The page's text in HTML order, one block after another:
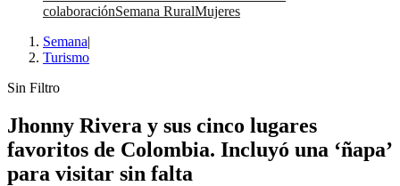
colaboraciónSemana RuralMujeres
Semana|
Turismo
Sin Filtro
Jhonny Rivera y sus cinco lugares
favoritos de Colombia. Incluyó una ‘ñapa’
para visitar sin falta